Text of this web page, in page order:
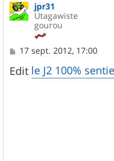
jpr31
Utagawiste
gourou
M
s
s
17 sept. 2012, 17:00
Edit le J2 100%